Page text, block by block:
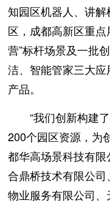
知园区机器人、讲
区，成都高新区重
营”标杆场景及一批
洁、智能管家三大
产品。
“我们创新构建
200个园区资源，为
都华高场景科技有
合鼎桥技术有限公
物业服务有限公司